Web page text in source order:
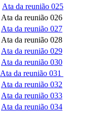
Ata da reunião 025
Ata da reunião 026
Ata da reunião 027
Ata da reunião 028
Ata da reunião 029
Ata da reunião 030
Ata da reunião 031
Ata da reunião 032
Ata da reunião 033
Ata da reunião 034